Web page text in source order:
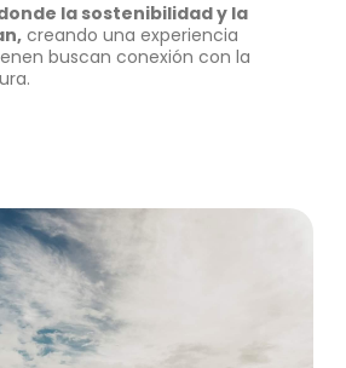
la sostenibilidad y la
creando una experiencia
buscan conexión con la